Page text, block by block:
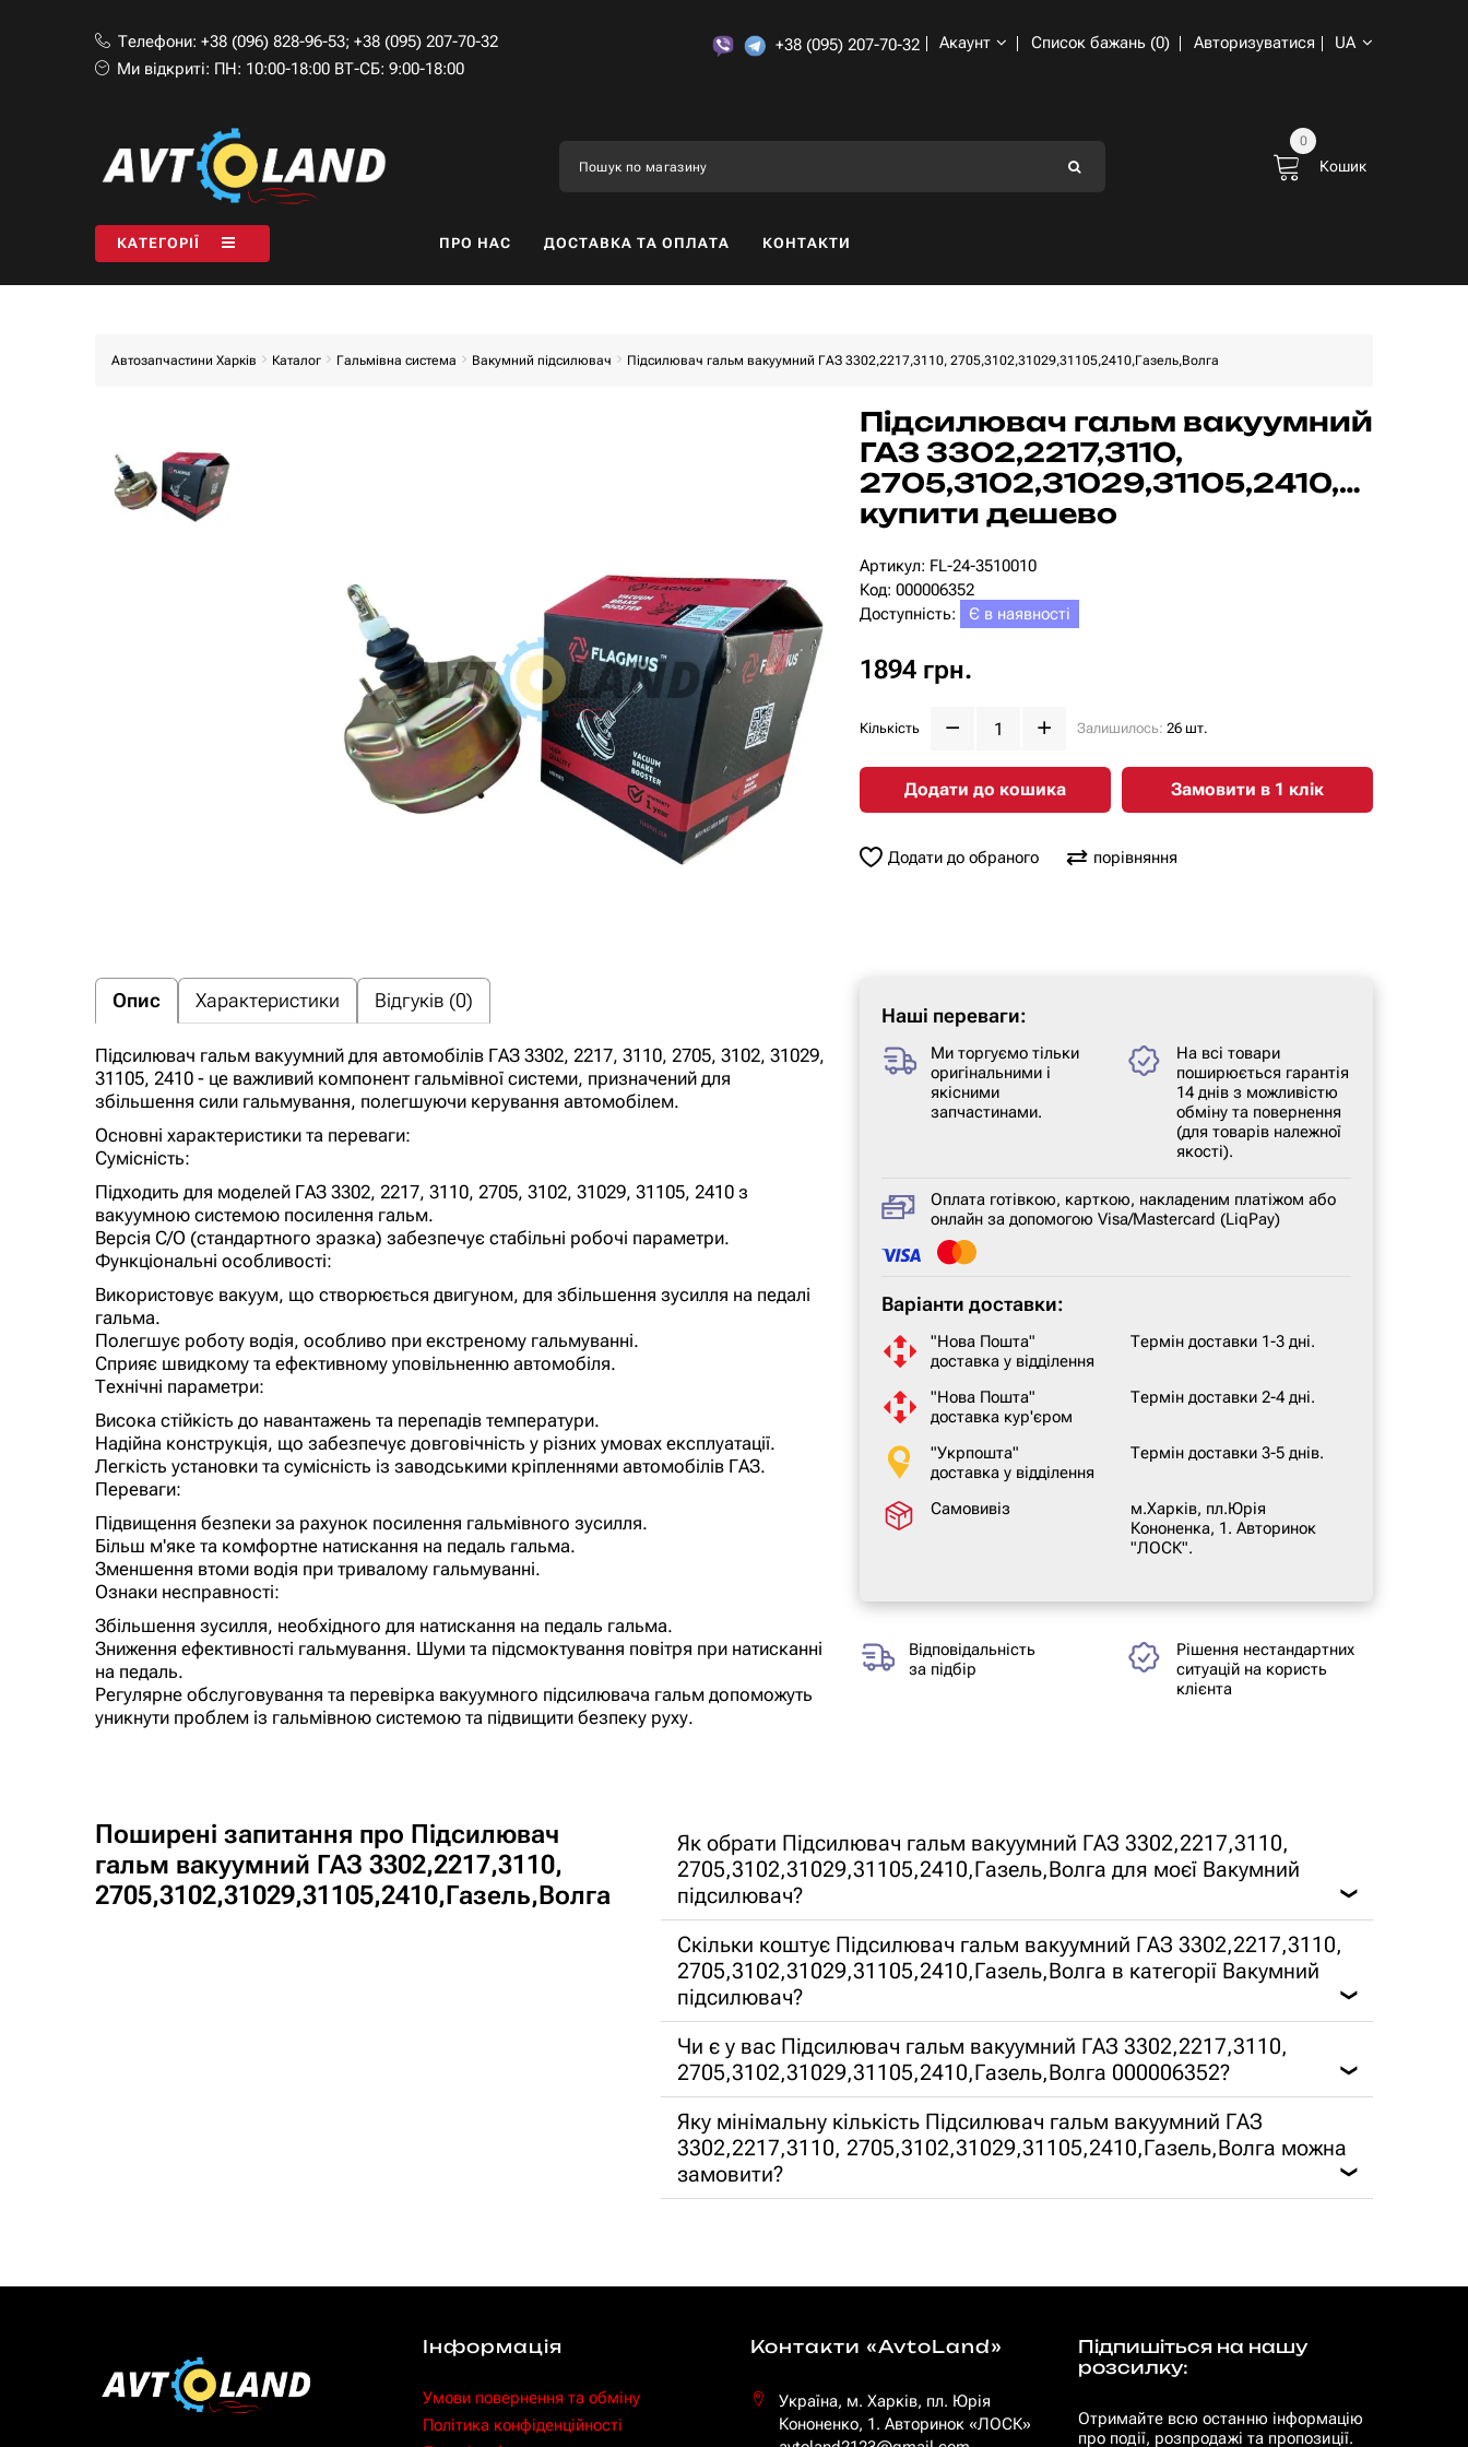
Телефони: +38 (096) 828-96-53; +38 (095) 207-70-32
Ми відкриті: ПН: 10:00-18:00 ВТ-СБ: 9:00-18:00
+38 (095) 207-70-32 Акаунт Список бажань (0) Авторизуватися UA
Кошик
0
КАТЕГОРІЇ ПРО НАС ДОСТАВКА ТА ОПЛАТА КОНТАКТИ
Автозапчастини Харків Каталог Гальмівна система Вакумний підсилювач Підсилювач гальм вакуумний ГАЗ 3302,2217,3110, 2705,3102,31029,31105,2410,Газель,Волга
Підсилювач гальм вакуумний
ГАЗ 3302,2217,3110,
купити дешево
Артикул: FL-24-3510010
Код: 000006352
Доступність:
Є в наявності
1894 грн.
Кількість Залишилось: 26 шт.
Додати до кошика Замовити в 1 клiк
Додати до обраного порівняння
Опис Характеристики Відгуків (0)
Підсилювач гальм вакуумний для автомобілів ГАЗ 3302, 2217, 3110, 2705, 3102, 31029,
31105, 2410 - це важливий компонент гальмівної системи, призначений для
збільшення сили гальмування, полегшуючи керування автомобілем.
Основні характеристики та переваги:
Сумісність:
Підходить для моделей ГАЗ 3302, 2217, 3110, 2705, 3102, 31029, 31105, 2410 з
вакуумною системою посилення гальм.
Версія С/О (стандартного зразка) забезпечує стабільні робочі параметри.
Функціональні особливості:
Використовує вакуум, що створюється двигуном, для збільшення зусилля на педалі
гальма.
Полегшує роботу водія, особливо при екстреному гальмуванні.
Сприяє швидкому та ефективному уповільненню автомобіля.
Технічні параметри:
Висока стійкість до навантажень та перепадів температури.
Надійна конструкція, що забезпечує довговічність у різних умовах експлуатації.
Легкість установки та сумісність із заводськими кріпленнями автомобілів ГАЗ.
Переваги:
Підвищення безпеки за рахунок посилення гальмівного зусилля.
Більш м'яке та комфортне натискання на педаль гальма.
Зменшення втоми водія при тривалому гальмуванні.
Ознаки несправності:
Збільшення зусилля, необхідного для натискання на педаль гальма.
Зниження ефективності гальмування. Шуми та підсмоктування повітря при натисканні
на педаль.
Регулярне обслуговування та перевірка вакуумного підсилювача гальм допоможуть
уникнути проблем із гальмівною системою та підвищити безпеку руху.
Наші переваги:
Ми торгуємо тільки
оригінальними і
якісними
запчастинами.
На всі товари
поширюється гарантія
14 днів з можливістю
обміну та повернення
(для товарів належної
якості).
Оплата готівкою, карткою, накладеним платіжом або
онлайн за допомогою Visa/Mastercard (LiqPay)
Варіанти доставки:
"Нова Пошта"
доставка у відділення
Термін доставки 1-3 дні.
"Нова Пошта"
доставка кур'єром
Термін доставки 2-4 дні.
"Укрпошта"
доставка у відділення
Термін доставки 3-5 днів.
Самовивіз
м.Харків, пл.Юрія
Кононенка, 1. Авторинок
"ЛОСК".
Відповідальність
за підбір
Рішення нестандартних
ситуацій на користь
клієнта
Поширені запитання про Підсилювач
гальм вакуумний ГАЗ 3302,2217,3110,
2705,3102,31029,31105,2410,Газель,Волга
Як обрати Підсилювач гальм вакуумний ГАЗ 3302,2217,3110,
2705,3102,31029,31105,2410,Газель,Волга для моєї Вакумний
підсилювач?
❯
Скільки коштує Підсилювач гальм вакуумний ГАЗ 3302,2217,3110,
2705,3102,31029,31105,2410,Газель,Волга в категорії Вакумний
підсилювач?
❯
Чи є у вас Підсилювач гальм вакуумний ГАЗ 3302,2217,3110,
2705,3102,31029,31105,2410,Газель,Волга 000006352?
❯
Яку мінімальну кількість Підсилювач гальм вакуумний ГАЗ
3302,2217,3110, 2705,3102,31029,31105,2410,Газель,Волга можна
замовити?
❯
Інформація
Умови повернення та обміну
Політика конфіденційності
Контакти «AvtoLand»
Україна, м. Харків, пл. Юрія
Кононенко, 1. Авторинок «ЛОСК»
Підпишіться на нашу
розсилку:
Отримайте всю останню інформацію
про події, розпродажі та пропозиції.